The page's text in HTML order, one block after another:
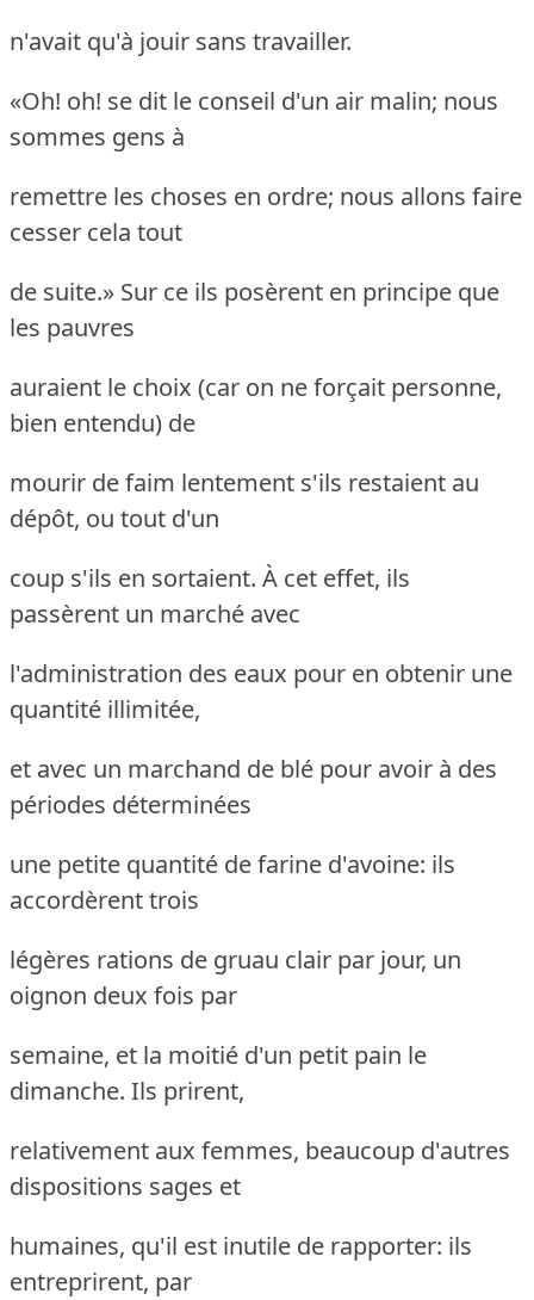
n'avait qu'à jouir sans travailler.
«Oh! oh! se dit le conseil d'un air malin; nous
sommes gens à
remettre les choses en ordre; nous allons faire
cesser cela tout
de suite.» Sur ce ils posèrent en principe que
les pauvres
auraient le choix (car on ne forçait personne,
bien entendu) de
mourir de faim lentement s'ils restaient au
dépôt, ou tout d'un
coup s'ils en sortaient. À cet effet, ils
passèrent un marché avec
l'administration des eaux pour en obtenir une
quantité illimitée,
et avec un marchand de blé pour avoir à des
périodes déterminées
une petite quantité de farine d'avoine: ils
accordèrent trois
légères rations de gruau clair par jour, un
oignon deux fois par
semaine, et la moitié d'un petit pain le
dimanche. Ils prirent,
relativement aux femmes, beaucoup d'autres
dispositions sages et
humaines, qu'il est inutile de rapporter: ils
entreprirent, par